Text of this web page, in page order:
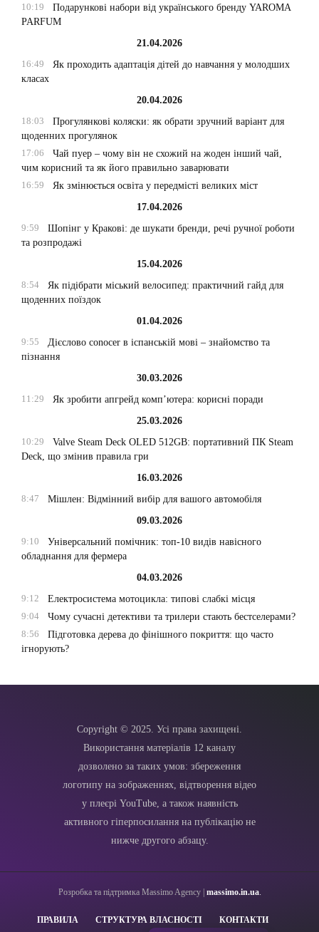
10:19
Подарункові набори від українського бренду YAROMA
PARFUM
21.04.2026
16:49
Як проходить адаптація дітей до навчання у молодших
класах
20.04.2026
18:03
Прогулянкові коляски: як обрати зручний варіант для
щоденних прогулянок
17:06
Чай пуер – чому він не схожий на жоден інший чай,
чим корисний та як його правильно заварювати
16:59
Як змінюється освіта у передмісті великих міст
17.04.2026
9:59
Шопінг у Кракові: де шукати бренди, речі ручної роботи
та розпродажі
15.04.2026
8:54
Як підібрати міський велосипед: практичний гайд для
щоденних поїздок
01.04.2026
9:55
Дієслово conocer в іспанській мові – знайомство та
пізнання
30.03.2026
11:29
Як зробити апгрейд комп’ютера: корисні поради
25.03.2026
10:29
Valve Steam Deck OLED 512GB: портативний ПК Steam
Deck, що змінив правила гри
16.03.2026
8:47
Мішлен: Відмінний вибір для вашого автомобіля
09.03.2026
9:10
Універсальний помічник: топ-10 видів навісного
обладнання для фермера
04.03.2026
9:12
Електросистема мотоцикла: типові слабкі місця
9:04
Чому сучасні детективи та трилери стають бестселерами?
8:56
Підготовка дерева до фінішного покриття: що часто
ігнорують?
Copyright © 2025. Усі права захищені.
Використання матеріалів 12 каналу
дозволено за таких умов: збереження
логотипу на зображеннях, відтворення відео
у плеєрі YouTube, а також наявність
активного гіперпосилання на публікацію не
нижче другого абзацу.
Розробка та підтримка Massimo Agency | massimo.in.ua.
ПРАВИЛА СТРУКТУРА ВЛАСНОСТІ КОНТАКТИ